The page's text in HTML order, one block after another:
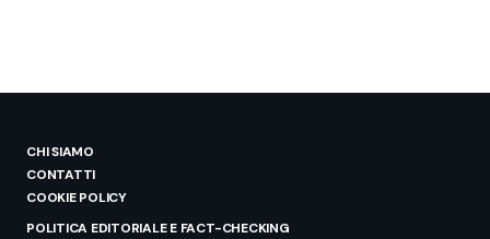
CHI SIAMO
CONTATTI
COOKIE POLICY
POLITICA EDITORIALE E FACT-CHECKING